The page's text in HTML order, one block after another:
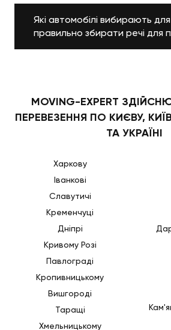
Які автомобілі вибирають
правильно збирати речі для
MOVING-EXPERT
ПЕРЕВЕЗЕННЯ ПО КИЄВУ,
ТА УКРАЇНІ
Харкову
Іванкові
Славутичі
Кременчуці
Дніпрі
Кривому Розі
Павлограді
Кропивницькому
Вишгороді
Таращі
Хмельницькому